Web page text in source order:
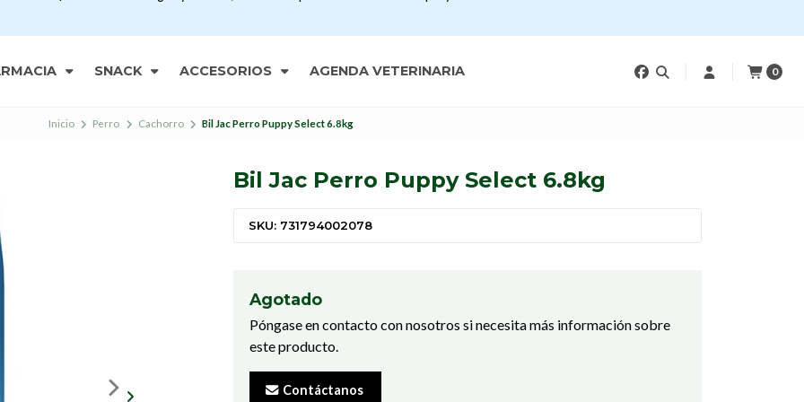
SNACK ACCESORIOS AGENDA VETERINARIA 0
Inicio Perro Cachorro Bil Jac Perro Puppy Select 6.8kg
Bil Jac Perro Puppy Select 6.8kg
SKU: 731794002078
Agotado
Póngase en contacto con nosotros si necesita más información sobre
este producto.
Contáctanos